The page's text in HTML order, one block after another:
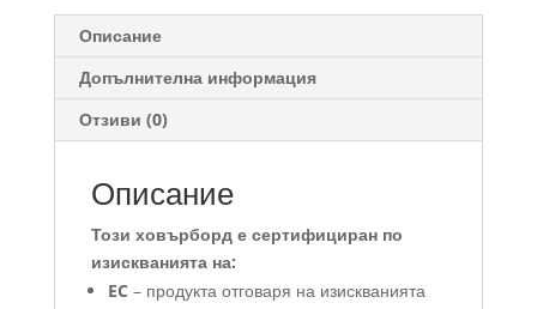
Описание
Допълнителна информация
Отзиви (0)
Описание
Този ховърборд е сертифициран по
изискванията на:
EC – продукта отговаря на изискванията